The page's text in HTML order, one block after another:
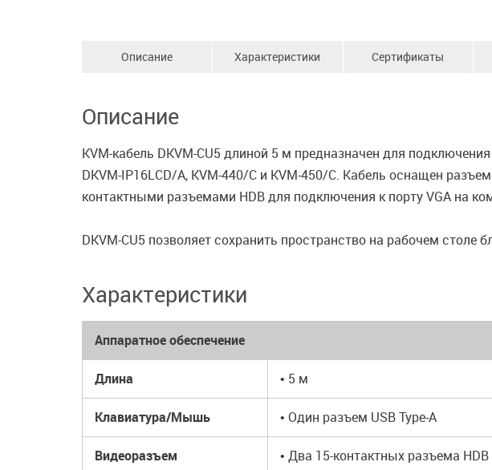
Описание Характеристики Сертификаты
Описание
KVM-кабель DKVM-CU5 длиной 5 м предназначен для
DKVM-IP16LCD/A, KVM-440/C и KVM-450/C. Кабель оснащен
контактными разъемами HDB для подключения к порту VGA на
DKVM-CU5 позволяет сохранить пространство на рабочем столе
Характеристики
Аппаратное обеспечение
Длина • 5 м
Клавиатура/Мышь • Один разъем USB Type-A
Видеоразъем • Два 15-контактных разъема HDB